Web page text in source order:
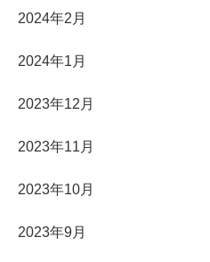
2024年2月
2024年1月
2023年12月
2023年11月
2023年10月
2023年9月